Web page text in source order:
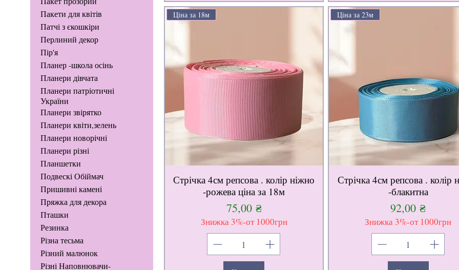
Пакети для квітів
Патчі з єкошкіри
Перлиний декор
Пір'я
Планер -школа осінь
Планери дівчата
Планери патріотичні
України
Планери звірятко
Планери квіти,зелень
Планери новорічні
Планери різні
Планшетки
Подвескі Обіймач
Пришивні камені
Пряжка для декора
Пташки
Резинка
Різна тесьма
Різний малюнок
Різні Наповнювачи-
Ціна за 18м
Стрічка 4см репсова . колір ніжно
-рожева ціна за 18м
Ціна
75,00 ₴
Знижка 3%-от 1000грн
Ціна за 23м
Стрічка 4см репсова . колір
-блакитна
Ціна
92,00 ₴
Знижка 3%-от 1000грн